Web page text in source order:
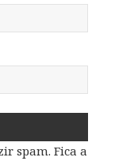
spam.Fica a